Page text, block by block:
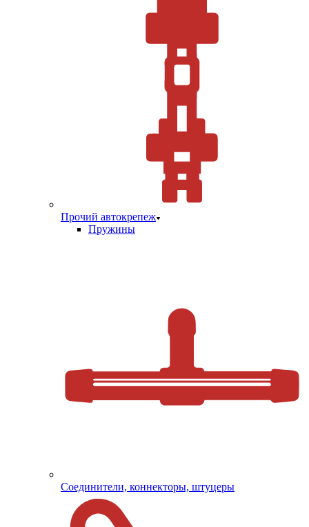
Прочий автокрепеж
Пружины
Соединители, коннекторы, штуцеры